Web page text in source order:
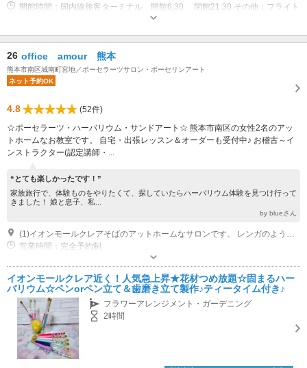
開館時間：国内線旅客ターミナル 開館6:30 閉館21:30 その他：フライト
スケジュール変更及び遅延便の発生等により開館時間及び閉館時間が変わる
ンプバスも消毒液を車内に噴射させ抗菌にしてから利用するようになってい
ます。 その他：出発案内 国内線旅客ターミナル チェックインカウンタ
ーで搭乗手続きを終え保安検査場(機内持ち込み手荷物検査）を通過し搭乗
待合エリアで出発を待ちます。このエリアではここでしか買えない熊本土産
乗するお客様を案内します。この乗車場ではくまもと無料wifiが利用可能。
ートは直接機体へ搭乗。GATE１０３、GATE１０４、GATE１０５のゲート
はランプバスで移動して搭乗。 その他：到着案内 阿蘇くまもと空港へ到
着し航空機から降り到着ゲートへ進みます。 すべての到着は国内線旅客タ
所、宅配、レンタカーの受付カウンターが並んでいます。家族を迎えに来た
方、迎えに来た人々がここで待機します。
26 office amour 熊本
熊本市南区城南町宮地／ポーセラーツサロン・ポーセリンアート
ネット予約OK
4.8
(52件)
☆ポーセラーツ・ハーバリウム・サンドアート☆ 熊本市南区の女性2名のアッ
トホームなお教室です。 自宅・出張レッスン＆オーダーも受付中♪ お稽古～イ
ンストラクター(認定講師・...
“とても楽しかったです！”
家族旅行で、体験ものをやりたくて、探していたらハーバリウム体験を見つけ行って
きました！ 娘と息子、私...
by blueさん
営業時間：完全予約制
イオンモールクレア近く！人気急上昇★花材つめ放題☆固まるハー
バリウム☆ペンorペン立て＆歯磨き立て製作♪ティータイム付き♪
フラワーアレンジメント・ガーデニング
2時間